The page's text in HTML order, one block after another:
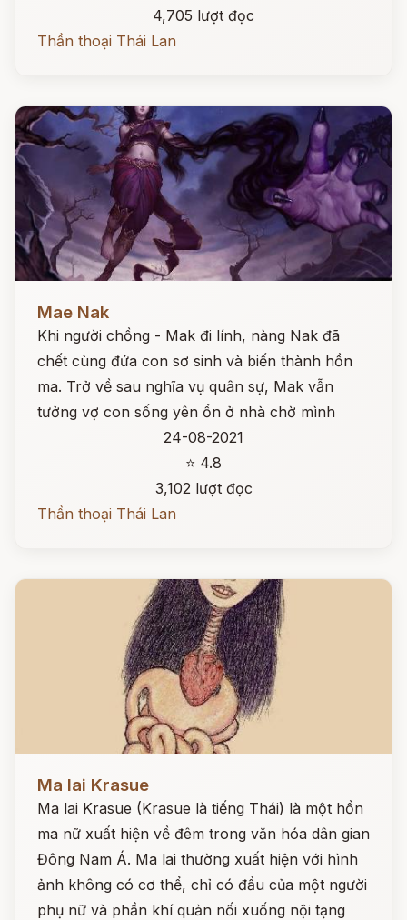
4,705 lượt đọc
Thần thoại Thái Lan
Mae Nak
Khi người chồng - Mak đi lính, nàng Nak đã
chết cùng đứa con sơ sinh và biến thành hồn
ma. Trở về sau nghĩa vụ quân sự, Mak vẫn
tưởng vợ con sống yên ổn ở nhà chờ mình
24-08-2021
⭐ 4.8
3,102 lượt đọc
Thần thoại Thái Lan
Ma lai Krasue
Ma lai Krasue (Krasue là tiếng Thái) là một hồn
ma nữ xuất hiện về đêm trong văn hóa dân gian
Đông Nam Á. Ma lai thường xuất hiện với hình
ảnh không có cơ thể, chỉ có đầu của một người
phụ nữ và phần khí quản nối xuống nội tạng